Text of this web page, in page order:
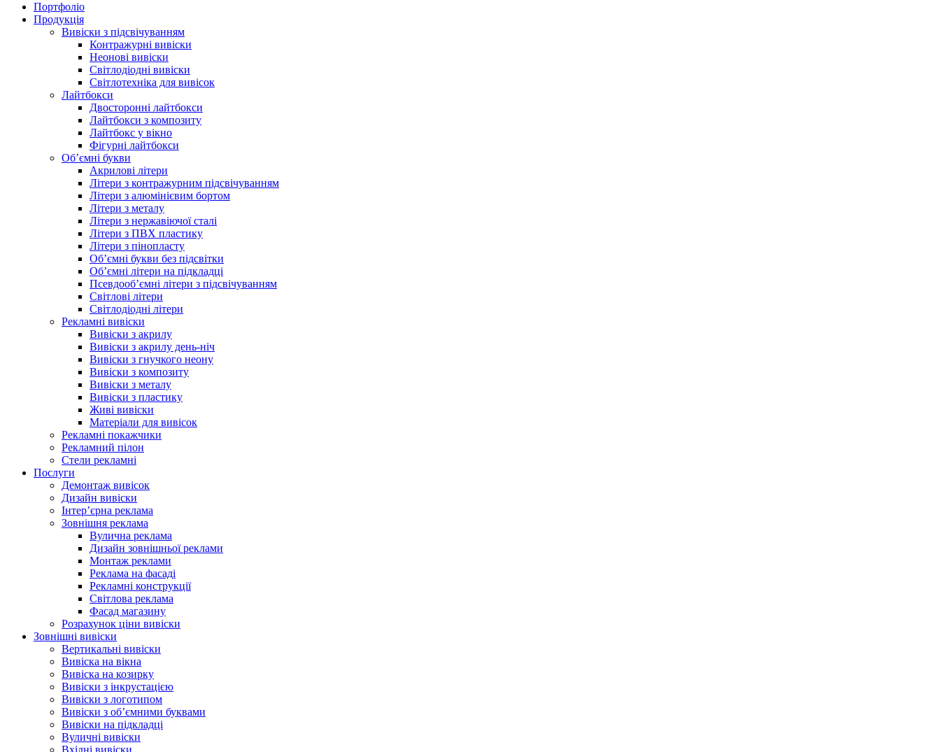
Портфоліо
Продукція
Вивіски з підсвічуванням
Контражурні вивіски
Неонові вивіски
Світлодіодні вивіски
Світлотехніка для вивісок
Лайтбокси
Двосторонні лайтбокси
Лайтбокси з композиту
Лайтбокс у вікно
Фігурні лайтбокси
Об’ємні букви
Акрилові літери
Літери з контражурним підсвічуванням
Літери з алюмінієвим бортом
Літери з металу
Літери з нержавіючої сталі
Літери з ПВХ пластику
Літери з пінопласту
Об’ємні букви без підсвітки
Об’ємні літери на підкладці
Псевдооб’ємні літери з підсвічуванням
Світлові літери
Світлодіодні літери
Рекламні вивіски
Вивіски з акрилу
Вивіски з акрилу день-ніч
Вивіски з гнучкого неону
Вивіски з композиту
Вивіски з металу
Вивіски з пластику
Живі вивіски
Матеріали для вивісок
Рекламні покажчики
Рекламний пілон
Стели рекламні
Послуги
Демонтаж вивісок
Дизайн вивіски
Інтер’єрна реклама
Зовнішня реклама
Вулична реклама
Дизайн зовнішньої реклами
Монтаж реклами
Реклама на фасаді
Рекламні конструкції
Світлова реклама
Фасад магазину
Розрахунок ціни вивіски
Зовнішні вивіски
Вертикальні вивіски
Вивіска на вікна
Вивіска на козирку
Вивіски з інкрустацією
Вивіски з логотипом
Вивіски з об’ємними буквами
Вивіски на підкладці
Вуличні вивіски
Вхідні вивіски